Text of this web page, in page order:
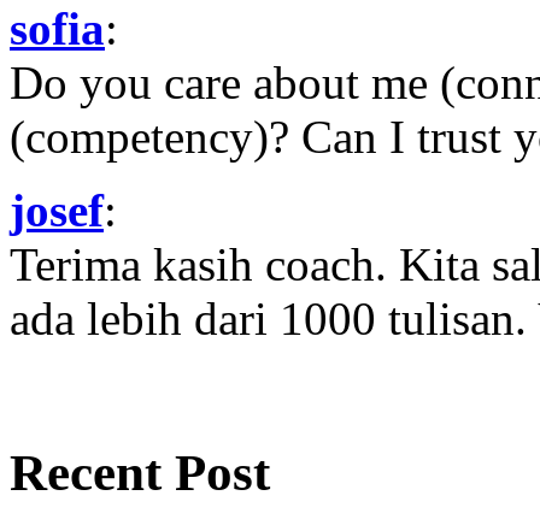
sofia:
Do you care about me
(competency)? Can I trust
josef:
Terima kasih coach. Kita
ada lebih dari 1000 tulisan.
Recent Post